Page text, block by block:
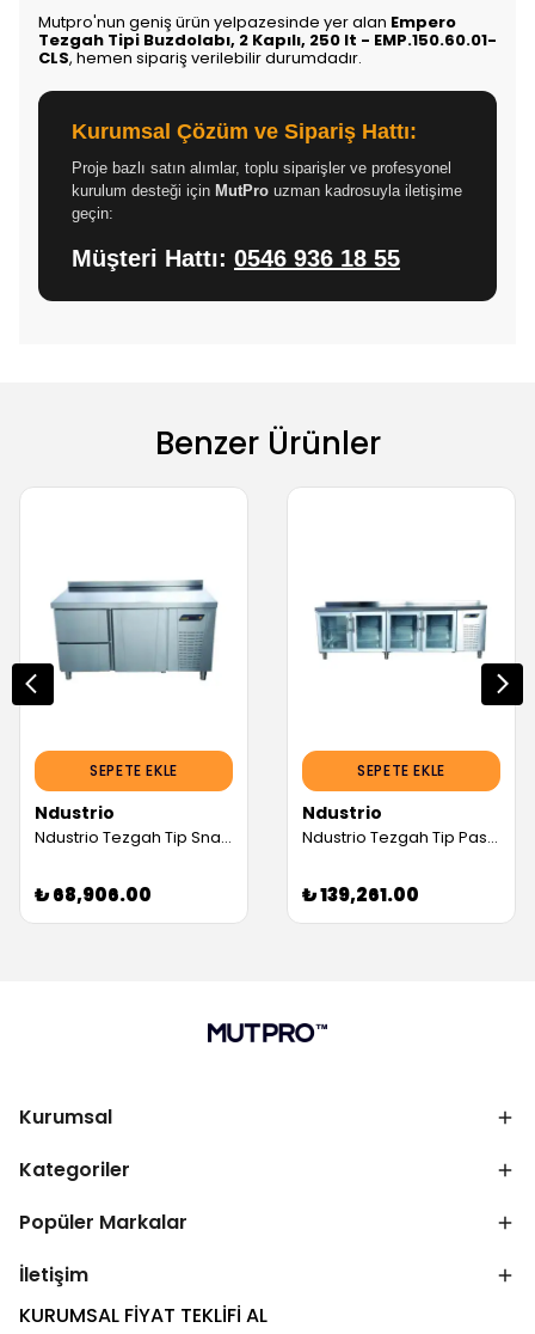
Mutpro'nun geniş ürün yelpazesinde yer alan Empero
Tezgah Tipi Buzdolabı, 2 Kapılı, 250 lt - EMP.150.60.01-
CLS, hemen sipariş verilebilir durumdadır.
Kurumsal Çözüm ve Sipariş Hattı:
Proje bazlı satın alımlar, toplu siparişler ve profesyonel
kurulum desteği için MutPro uzman kadrosuyla iletişime
geçin:
Müşteri Hattı: 0546 936 18 55
Benzer Ürünler
SEPETE EKLE
Ndustrio
Ndustrio Tezgah Tip Snack Buzdolabı, 2 Çekmeceli, 1 Kapılı (Servis Garantili)
₺ 68,906.00
SEPETE EKLE
Ndustrio
Ndustrio Tezgah Tip Pastane Buzdolabı, 4 Cam Kapılı (Servis Garantili)
₺ 139,261.00
Kurumsal
Kategoriler
Popüler Markalar
İletişim
KURUMSAL FİYAT TEKLİFİ AL